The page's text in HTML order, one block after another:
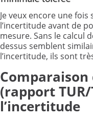
Je veux encore une
l’incertitude avant de
mesure. Sans le calcul
dessus semblent
l’incertitude, ils sont
(rapport
l’incertitude